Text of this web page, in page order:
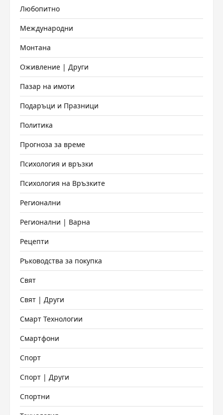
Любопитно
Международни
Монтана
Оживление | Други
Пазар на имоти
Подаръци и Празници
Политика
Прогноза за време
Психология и връзки
Психология на Връзките
Регионални
Регионални | Варна
Рецепти
Ръководства за покупка
Свят
Свят | Други
Смарт Технологии
Смартфони
Спорт
Спорт | Други
Спортни